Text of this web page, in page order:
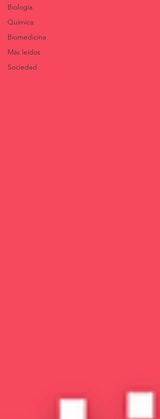
Biología
Química
Biomedicina
Más leídos
Sociedad